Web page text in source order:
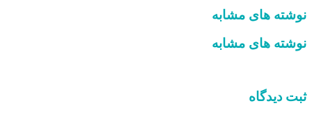
نوشته های مشابه
نوشته های مشابه
ثبت دیدگاه